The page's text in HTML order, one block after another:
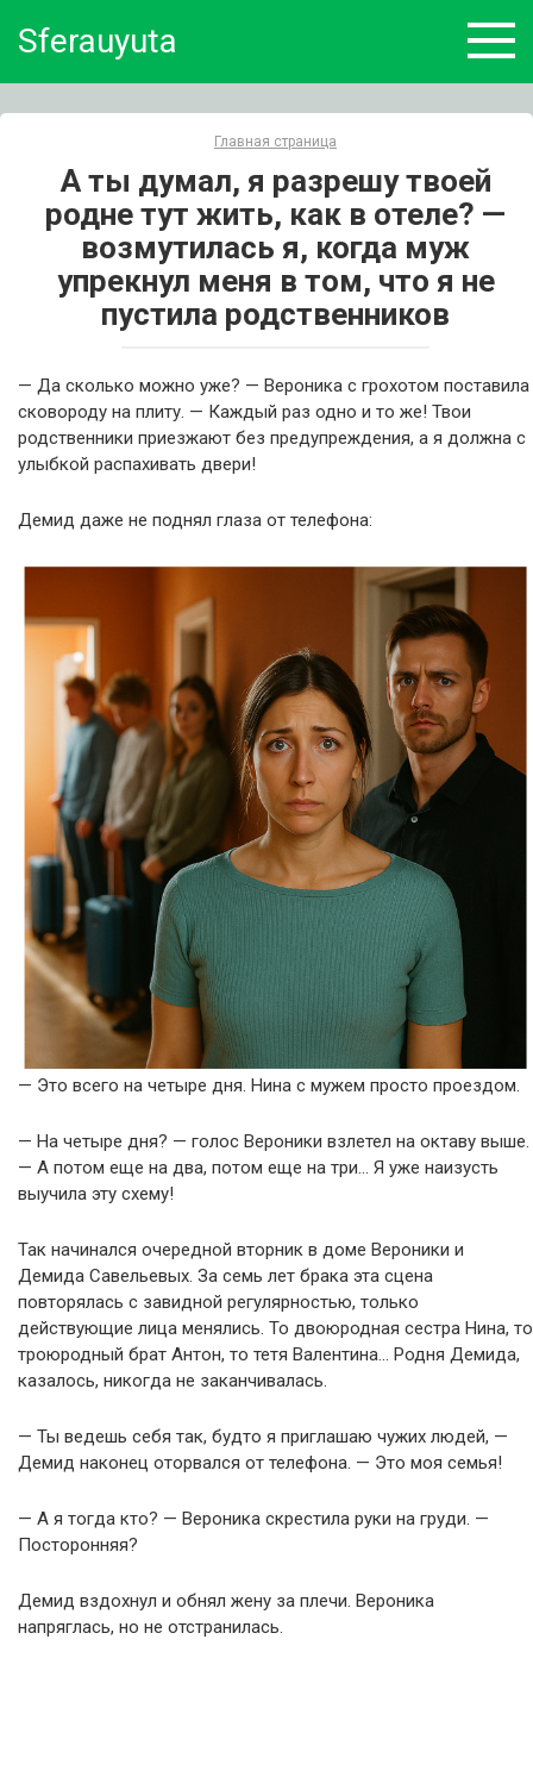
Sferauyuta
Главная страница
А ты думал, я разрешу твоей
родне тут жить, как в отеле? —
возмутилась я, когда муж
упрекнул меня в том, что я не
пустила родственников
— Да сколько можно уже? — Вероника с грохотом поставила
сковороду на плиту. — Каждый раз одно и то же! Твои
родственники приезжают без предупреждения, а я должна с
улыбкой распахивать двери!
Демид даже не поднял глаза от телефона:
— Это всего на четыре дня. Нина с мужем просто проездом.
— На четыре дня? — голос Вероники взлетел на октаву выше.
— А потом еще на два, потом еще на три… Я уже наизусть
выучила эту схему!
Так начинался очередной вторник в доме Вероники и
Демида Савельевых. За семь лет брака эта сцена
повторялась с завидной регулярностью, только
действующие лица менялись. То двоюродная сестра Нина, то
троюродный брат Антон, то тетя Валентина… Родня Демида,
казалось, никогда не заканчивалась.
— Ты ведешь себя так, будто я приглашаю чужих людей, —
Демид наконец оторвался от телефона. — Это моя семья!
— А я тогда кто? — Вероника скрестила руки на груди. —
Посторонняя?
Демид вздохнул и обнял жену за плечи. Вероника
напряглась, но не отстранилась.